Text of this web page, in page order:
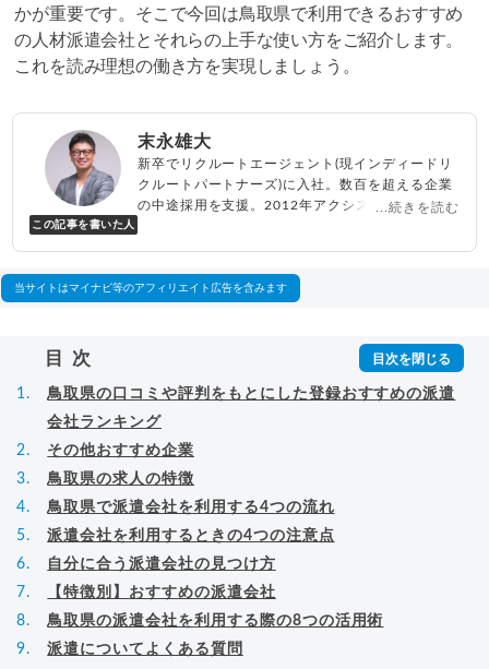
かが重要です。そこで今回は鳥取県で利用できるおすすめ
の人材派遣会社とそれらの上手な使い方をご紹介します。
これを読み理想の働き方を実現しましょう。
この記事を書いた人
末永雄大
新卒でリクルートエージェント(現インディードリ
クルートパートナーズ)に入社。数百を超える企業
の中途採用を支援。2012年アクシス(株)設立、代
べらない転職エージェント
...続きを読む
当サイトはマイナビ等のアフィリエイト広告を含みます
目次
鳥取県の口コミや評判をもとにした登録おすすめの派遣
会社ランキング
その他おすすめ企業
鳥取県の求人の特徴
鳥取県で派遣会社を利用する4つの流れ
派遣会社を利用するときの4つの注意点
自分に合う派遣会社の見つけ方
【特徴別】おすすめの派遣会社
鳥取県の派遣会社を利用する際の8つの活用術
派遣についてよくある質問